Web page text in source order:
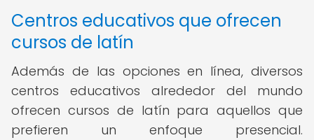
Centros educativos que ofrecen
cursos de latín
Además de las opciones en línea, diversos
centros educativos alrededor del mundo
ofrecen cursos de latín para aquellos que
prefieren un enfoque presencial.